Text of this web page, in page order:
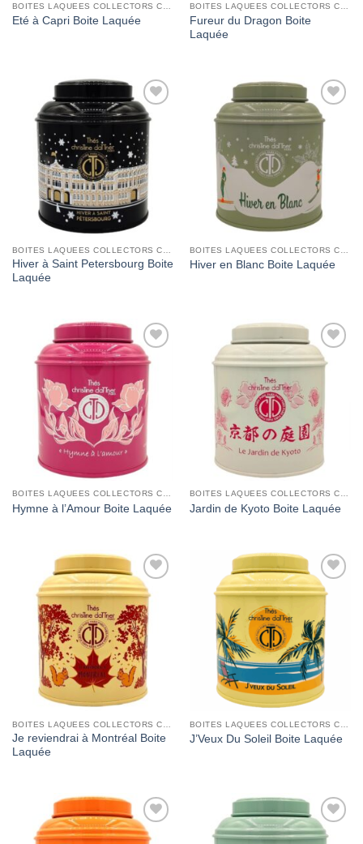
Eté à Capri Boite Laquée
Fureur du Dragon Boite
Laquée
Add to
Hiver à Saint Petersbourg Boite
Laquée
Add to
Hiver en Blanc Boite Laquée
Add to
BOITES LAQUEES COLLECTORS CHRISTINE DATTNER
Hymne à l’Amour Boite Laquée
Add to
Wishlist
BOITES LAQUEES COLLECTORS CHRISTINE DATTNER
Jardin de Kyoto Boite Laquée
Add to
Wishlist
Je reviendrai à Montréal Boite
Laquée
Add to
J’Veux Du Soleil Boite Laquée
Add to
Add to